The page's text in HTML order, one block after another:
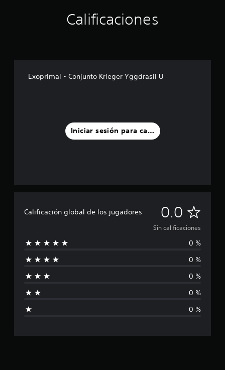
Calificaciones
Exoprimal - Conjunto Krieger Yggdrasil U
Iniciar sesión para calificar
Calificación global de los jugadores 0.0 S
i
n
c
f
Sin calificaciones
0 %
0 %
0 %
0 %
0 %